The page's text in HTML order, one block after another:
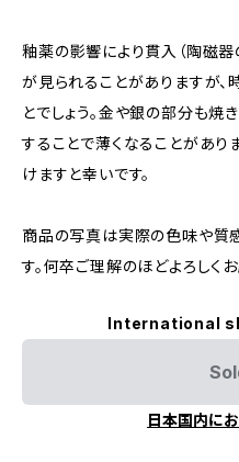
釉薬の影響により貫入（陶磁
が見られることがありますが
とでしょう。金や銀の部分も焼
することで薄くなることがあり
けますと幸いです。
商品の写真は実際の色味や質
す。何卒ご理解のほどよろしく
International
日本国内に